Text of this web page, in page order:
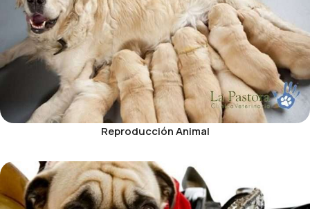
Reproducción Animal